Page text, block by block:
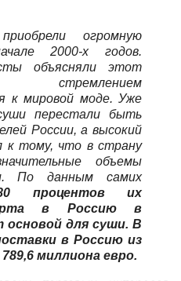
огромную
2000-х годов.
объясняли этот
к мировой моде. Уже
перестали быть
России, а высокий
к тому, что в страну
объемы
По данным самих
процентов их
в Россию в
для суши. В
в Россию из
миллиона евро.